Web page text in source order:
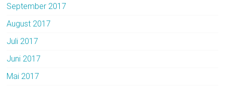
September 2017
August 2017
Juli 2017
Juni 2017
Mai 2017